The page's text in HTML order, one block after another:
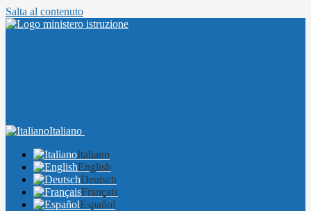
Salta al contenuto
Italiano
Italiano
English
Deutsch
Français
Español